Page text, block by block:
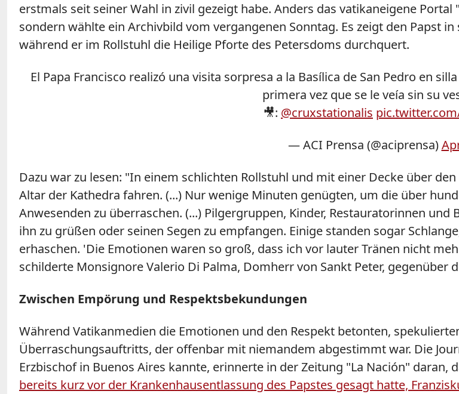
erstmals seit seiner Wahl in zivil gezeigt habe. Anders das vatikaneigene
sondern wählte ein Archivbild vom vergangenen Sonntag. Es zeigt den Papst in
während er im Rollstuhl die Heilige Pforte des Petersdoms durchquert.
El Papa Francisco realizó una visita sorpresa a la Basílica de San Pedro en
primera vez que se le veía sin su
🎥: @cruxstationalis
— ACI Prensa (@aciprensa)
Dazu war zu lesen: "In einem schlichten Rollstuhl und mit einer Decke über
Altar der Kathedra fahren. (...) Nur wenige Minuten genügten, um die über
Anwesenden zu überraschen. (...) Pilgergruppen, Kinder, Restauratorinnen
ihn zu grüßen oder seinen Segen zu empfangen. Einige standen sogar
erhaschen. 'Die Emotionen waren so groß, dass ich vor lauter Tränen nicht
schilderte Monsignore Valerio Di Palma, Domherr von Sankt Peter, gegenüber
Zwischen Empörung und Respektsbekundungen
Während Vatikanmedien die Emotionen und den Respekt betonten,
Überraschungsauftritts, der offenbar mit niemandem abgestimmt war. Die
Erzbischof in Buenos Aires kannte, erinnerte in der Zeitung "La Nación" daran,
bereits kurz vor der Krankenhausentlassung des Papstes gesagt hatte,